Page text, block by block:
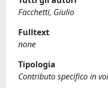
Facchetti, Giulio
Fulltext
none
Tipologia
Contributo specifico in